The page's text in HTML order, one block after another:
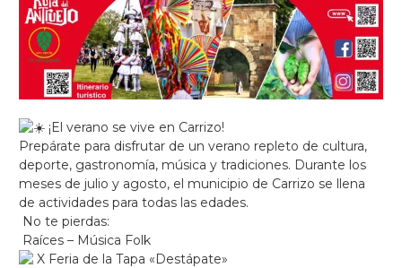
¡El verano se vive en Carrizo!
Prepárate para disfrutar de un verano repleto de cultura,
deporte, gastronomía, música y tradiciones. Durante los
meses de julio y agosto, el municipio de Carrizo se llena
de actividades para todas las edades.
No te pierdas:
Raíces – Música Folk
X Feria de la Tapa «Destápate»